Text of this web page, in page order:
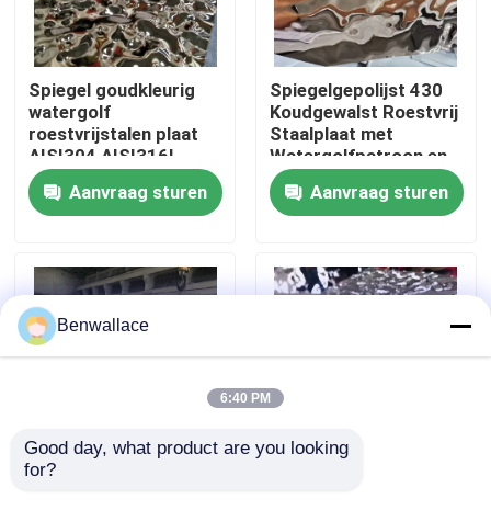
Video's
Over ons
fabriekstour
Kwaliteitscontrole
Neem contact met ons op
Nieuws
Spiegel goudkleurig
watergolf
roestvrijstalen plaat
AISI304 AISI316L
voor plafonddecoratie
Aanvraag sturen
Spiegelgepolijst 430
Koudgewalst Roestvrij
Staalplaat met
Watergolfpatroon en
PVD-kleur
Aanvraag sturen
JIS Gekeurd Gepolijst
Benwallace
6:40 PM
Good day, what product are you looking
for?